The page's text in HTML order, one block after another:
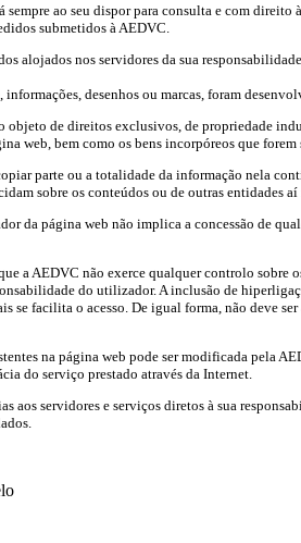
sempre ao seu dispor para consulta e com
submetidos à AEDVC.
alojados nos servidores da sua
desenhos ou marcas, foram
objeto de direitos exclusivos, de propriedade
web, bem como os bens incorpóreos que
parte ou a totalidade da informação nela
sobre os conteúdos ou de outras entidades
da página web não implica a concessão de
a AEDVC não exerce qualquer controlo
do utilizador. A inclusão de
se facilita o acesso. De igual forma, não deve
na página web pode ser modificada pela
do serviço prestado através da Internet.
aos servidores e serviços diretos à sua